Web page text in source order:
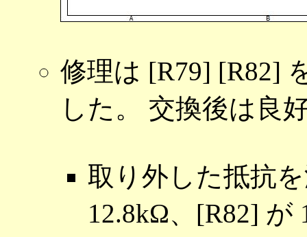
修理は [R79] [R82]
した。 交換後は良
取り外した抵抗
12.8kΩ、[R82] が